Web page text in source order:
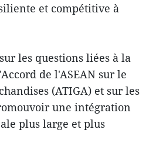
et compétitive à
les questions liées à la
de l'ASEAN sur le
(ATIGA) et sur les
une intégration
plus large et plus